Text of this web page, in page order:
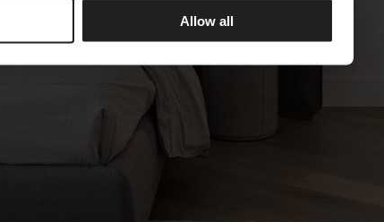
Allow all